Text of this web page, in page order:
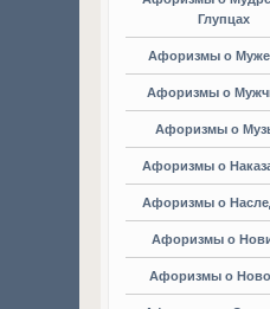
Глупцах
Афоризмы о
Афоризмы о
Афоризмы о
Афоризмы о
Афоризмы о
Афоризмы о
Афоризмы о